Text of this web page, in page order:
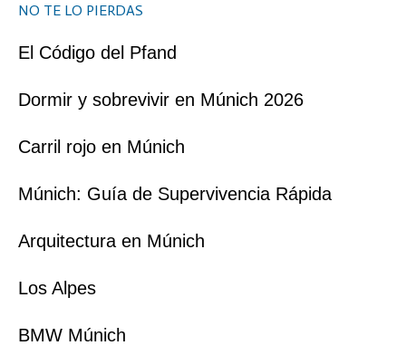
NO TE LO PIERDAS
El Código del Pfand
Dormir y sobrevivir en Múnich 2026
Carril rojo en Múnich
Múnich: Guía de Supervivencia Rápida
Arquitectura en Múnich
Los Alpes
BMW Múnich